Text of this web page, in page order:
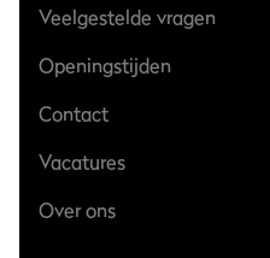
Veelgestelde vragen
Openingstijden
Contact
Vacatures
Over ons